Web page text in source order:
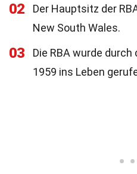
02
Der Hauptsitz der
New South Wales.
03
Die RBA wurde
1959 ins Leben